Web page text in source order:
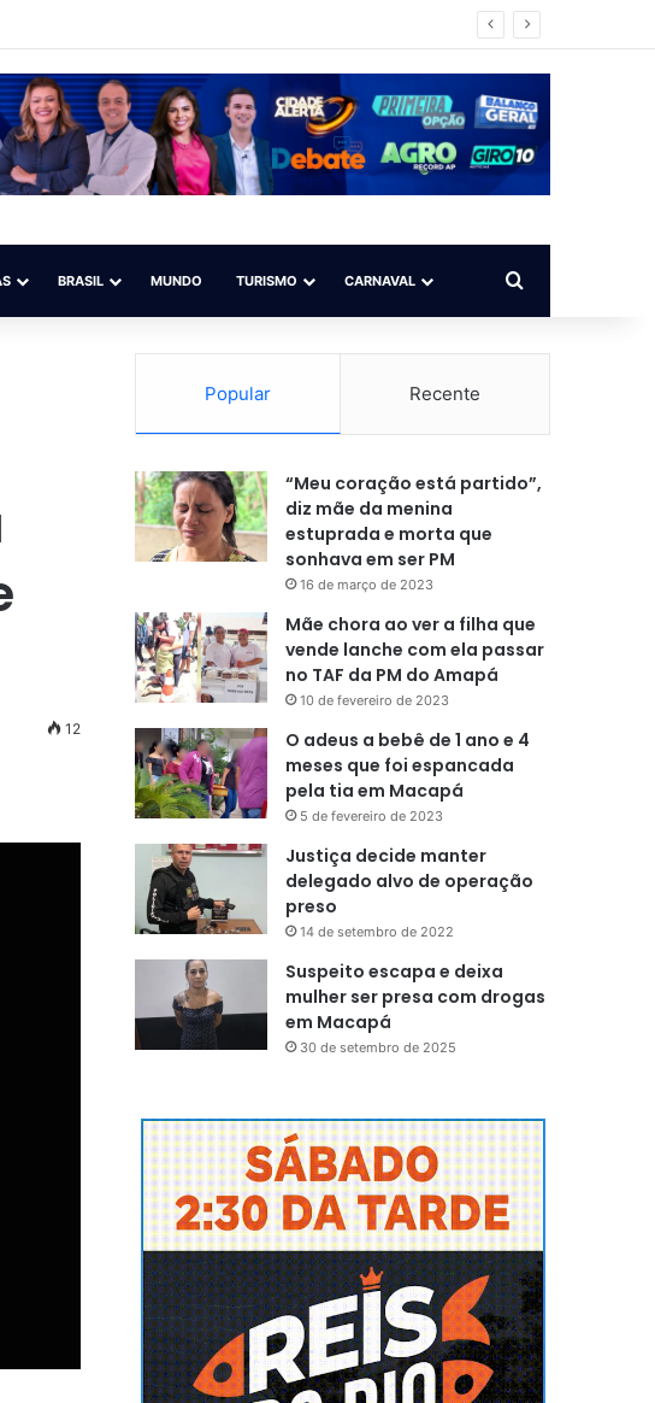
do garimpo ilegal
BRASIL MUNDO TURISMO CARNAVAL Procurar por
12
Popular Recente
“Meu coração está partido”,
diz mãe da menina
estuprada e morta que
sonhava em ser PM
16 de março de 2023
Mãe chora ao ver a filha que
vende lanche com ela passar
no TAF da PM do Amapá
10 de fevereiro de 2023
O adeus a bebê de 1 ano e 4
meses que foi espancada
pela tia em Macapá
5 de fevereiro de 2023
Justiça decide manter
delegado alvo de operação
preso
14 de setembro de 2022
Suspeito escapa e deixa
mulher ser presa com drogas
em Macapá
30 de setembro de 2025